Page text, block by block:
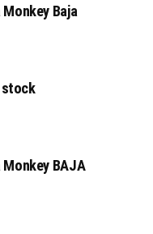
Monkey Baja
stock
Monkey BAJA